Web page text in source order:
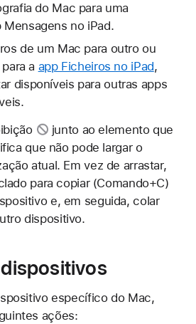
do Mac para uma
Mensagens no iPad.
de um Mac para outro ou
a app Ficheiros no iPad,
disponíveis para outras apps
junto ao elemento que
que não pode largar o
atual. Em vez de arrastar,
para copiar (Comando+C)
e, em seguida, colar
dispositivo.
específico do Mac,
ações: